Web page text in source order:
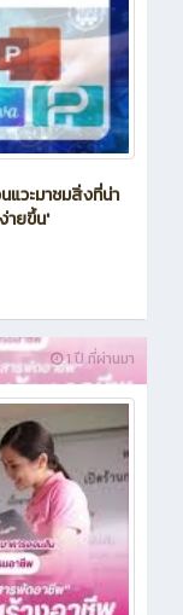
วะมาชมสิ่งที่น่า
ายขึ้น'
1 ปี ที่ผ่านมา